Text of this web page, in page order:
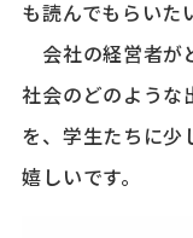
も読んでもらいた
会社の経営者が
社会のどのような
を、学生たちに少
嬉しいです。